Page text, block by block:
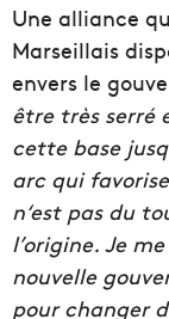
Une alliance
Marseillais
envers le
être très serré
cette base
arc qui
n‘est pas du
l’origine. Je
nouvelle
pour changer